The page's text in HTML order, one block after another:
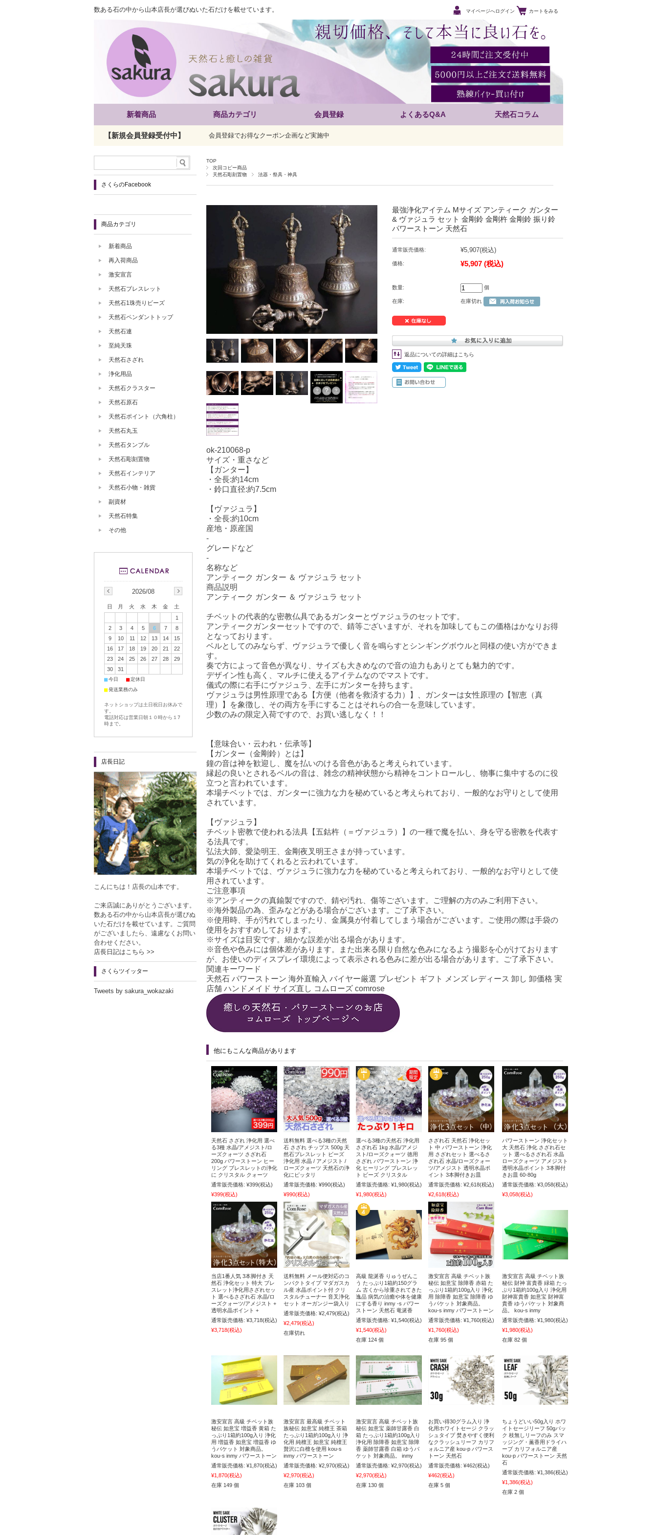
数ある石の中から山本店長が選びぬいた石だけを載せています。 マイページへログイン カートをみる
新着商品 商品カテゴリ 会員登録 よくあるQ&A 天然石コラム
【新規会員登録受付中】 会員登録でお得なクーポン企画など実施中
TOP
次回コピー商品
天然石彫刻置物
法器・祭具・神具
最強浄化アイテム Mサイズ アンティーク ガンター
& ヴァジュラ セット 金剛鈴 金剛杵 金剛鈴 振り鈴
パワーストーン 天然石
通常販売価格: ¥5,907(税込)
価格: ¥5,907 (税込)
数量: 個
在庫: 在庫切れ
返品についての詳細はこちら
ok-210068-p
サイズ・重さなど
【ガンター】
・全長:約14cm
・鈴口直径:約7.5cm
【ヴァジュラ】
・全長:約10cm
産地・原産国
-
グレードなど
-
名称など
アンティーク ガンター ＆ ヴァジュラ セット
商品説明
アンティーク ガンター ＆ ヴァジュラ セット
チベットの代表的な密教仏具であるガンターとヴァジュラのセットです。
アンティークガンターセットですので、錆等ございますが、それを加味してもこの価格はかなりお得
となっております。
ベルとしてのみならず、ヴァジュラで優しく音を鳴らすとシンギングボウルと同様の使い方ができま
す。
奏で方によって音色が異なり、サイズも大きめなので音の迫力もありとても魅力的です。
デザイン性も高く、マルチに使えるアイテムなのでマストです。
儀式の際に右手にヴァジュラ、左手にガンターを持ちます。
ヴァジュラは男性原理である【方便（他者を救済する力）】、ガンターは女性原理の【智恵（真
理）】を象徴し、その両方を手にすることはそれらの合一を意味しています。
少数のみの限定入荷ですので、お買い逃しなく！！
【意味合い・云われ・伝承等】
【ガンター（金剛鈴）とは】
鐘の音は神を歓迎し、魔を払いのける音色があると考えられています。
縁起の良いとされるベルの音は、雑念の精神状態から精神をコントロールし、物事に集中するのに役
立つと言われています。
本場チベットでは、ガンターに強力な力を秘めていると考えられており、一般的なお守りとして使用
されています。
【ヴァジュラ】
チベット密教で使われる法具【五鈷杵（＝ヴァジュラ）】の一種で魔を払い、身を守る密教を代表す
る法具です。
弘法大師、愛染明王、金剛夜叉明王さまが持っています。
気の浄化を助けてくれると云われています。
本場チベットでは、ヴァジュラに強力な力を秘めていると考えられており、一般的なお守りとして使
用されています。
ご注意事項
※アンティークの真鍮製ですので、錆や汚れ、傷等ございます。ご理解の方のみご利用下さい。
※海外製品の為、歪みなどがある場合がございます。ご了承下さい。
※使用時、手が汚れてしまったり、金属臭が付着してしまう場合がございます。ご使用の際は手袋の
使用をおすすめしております。
※サイズは目安です。細かな誤差が出る場合があります。
※音色や色みには個体差があります。また出来る限り自然な色みになるよう撮影を心がけております
が、お使いのディスプレイ環境によって表示される色みに差が出る場合があります。ご了承下さい。
関連キーワード
天然石 パワーストーン 海外直輸入 バイヤー厳選 プレゼント ギフト メンズ レディース 卸し 卸価格 実
店舗 ハンドメイド サイズ直し コムローズ comrose
他にもこんな商品があります
天然石 さざれ 浄化用 選べ
る3種 水晶/アメジスト/ロ
ーズクォーツ さざれ石
200g パワーストーン ヒー
リング ブレスレットの浄化
に クリスタル クォーツ
通常販売価格: ¥399(税込)
¥399(税込)
送料無料 選べる3種の天然
石 さざれ チップス 500g 天
然石ブレスレット ビーズ
浄化用 水晶 / アメジスト /
ローズクォーツ 天然石の浄
化にピッタリ
通常販売価格: ¥990(税込)
¥990(税込)
選べる3種の天然石 浄化用
さざれ石 1kg 水晶/アメジ
スト/ローズクォーツ 徳用
さざれ パワーストーン 浄
化 ヒーリング ブレスレッ
ト ビーズ クリスタル
通常販売価格: ¥1,980(税込)
¥1,980(税込)
さざれ石 天然石 浄化セッ
ト 中 パワーストーン 浄化
用 さざれセット 選べるさ
ざれ石 水晶/ローズクォー
ツ/アメジスト 透明水晶ポ
イント 3本脚付きお皿
通常販売価格: ¥2,618(税込)
¥2,618(税込)
パワーストーン 浄化セット
大 天然石 浄化 さざれ石セ
ット 選べるさざれ石 水晶
ローズクォーツ アメジスト
透明水晶ポイント 3本脚付
きお皿 60-80g
通常販売価格: ¥3,058(税込)
¥3,058(税込)
当店1番人気 3本脚付き 天
然石 浄化セット 特大 ブレ
スレット浄化用さざれセッ
ト 選べるさざれ石 水晶/ロ
ーズクォーツ/アメジスト +
透明水晶ポイント +
通常販売価格: ¥3,718(税込)
¥3,718(税込)
送料無料 メール便対応のコ
ンパクトタイプ マダガスカ
ル産 水晶ポイント付 クリ
スタルチューナー 音叉浄化
セット オーガンジー袋入り
通常販売価格: ¥2,479(税込)
¥2,479(税込)
在庫切れ
高級 龍涎香 りゅうぜんこ
う たっぷり1箱約150グラ
ム 古くから珍重されてきた
逸品 病気の治癒や体を健康
にする香り inmy -s パワー
ストーン 天然石 竜涎香
通常販売価格: ¥1,540(税込)
¥1,540(税込)
在庫 124 個
激安宣言 高級 チベット族
秘伝 如意宝 除障香 赤箱 た
っぷり1箱約100g入り 浄化
用 除障香 如意宝 除障香 ゆ
うパケット 対象商品。
kou-s inmy パワーストーン
通常販売価格: ¥1,760(税込)
¥1,760(税込)
在庫 95 個
激安宣言 高級 チベット族
秘伝 財神 富貴香 緑箱 たっ
ぷり1箱約100g入り 浄化用
財神富貴香 如意宝 財神富
貴香 ゆうパケット 対象商
品。 kou-s inmy
通常販売価格: ¥1,980(税込)
¥1,980(税込)
在庫 82 個
激安宣言 高級 チベット族
秘伝 如意宝 増益香 黄箱 た
っぷり1箱約100g入り 浄化
用 増益香 如意宝 増益香 ゆ
うパケット 対象商品。
kou-s inmy パワーストーン
通常販売価格: ¥1,870(税込)
¥1,870(税込)
在庫 149 個
激安宣言 最高級 チベット
族秘伝 如意宝 純檀王 茶箱
たっぷり1箱約100g入り 浄
化用 純檀王 如意宝 純檀王
贅沢に白檀を使用 kou-s
inmy パワーストーン
通常販売価格: ¥2,970(税込)
¥2,970(税込)
在庫 103 個
激安宣言 高級 チベット族
秘伝 如意宝 薬師甘露香 白
箱 たっぷり1箱約100g入り
浄化用 除障香 如意宝 除障
香 薬師甘露香 白箱 ゆうパ
ケット 対象商品。 inmy
通常販売価格: ¥2,970(税込)
¥2,970(税込)
在庫 130 個
お買い得30グラム入り 浄
化用ホワイトセージ クラッ
シュタイプ 焚きやすく便利
なクラッシュリーフ カリフ
ォルニア産 kou-p パワース
トーン 天然石
通常販売価格: ¥462(税込)
¥462(税込)
在庫 5 個
ちょうどいい50g入り ホワ
イトセージリーフ 50gパッ
ク 枝無しリーフのみ スマ
ッジング・薫香用ドライハ
ーブ カリフォルニア産
kou-p パワーストーン 天然
石
通常販売価格: ¥1,386(税込)
¥1,386(税込)
在庫 2 個
さくらのFacebook
商品カテゴリ
新着商品
再入荷商品
激安宣言
天然石ブレスレット
天然石1珠売りビーズ
天然石ペンダントトップ
天然石連
至純天珠
天然石さざれ
浄化用品
天然石クラスター
天然石原石
天然石ポイント（六角柱）
天然石丸玉
天然石タンブル
天然石彫刻置物
天然石インテリア
天然石小物・雑貨
副資材
天然石特集
その他
2026/08
日 月 火 水 木 金
土
1
2
3 4 5 6 7
8
9
10 11 12 13 14
15
16
17 18 19 20 21
22
23
24 25 26 27 28
29
30
31
■今日 ■定休日
■発送業務のみ
ネットショップは土日祝日お休みで
す。
電話対応は営業日朝１０時から１7
時まで。
店長日記
こんにちは！店長の山本です。
ご来店誠にありがとうございます。
数ある石の中から山本店長が選びぬ
いた石だけを載せています。ご質問
がございましたら、遠慮なくお問い
合わせください。
店長日記はこちら >>
さくらツイッター
Tweets by sakura_wokazaki